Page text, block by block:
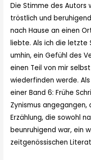
Die Stimme des Autors
tröstlich und
nach Hause an einen
liebte. Als ich die
umhin, ein Gefühl des
einen Teil von mir
wiederfinden werde.
einer Band 6: Frühe
Zynismus
Erzählung, die sowohl
beunruhigend war, ein
zeitgenössischen